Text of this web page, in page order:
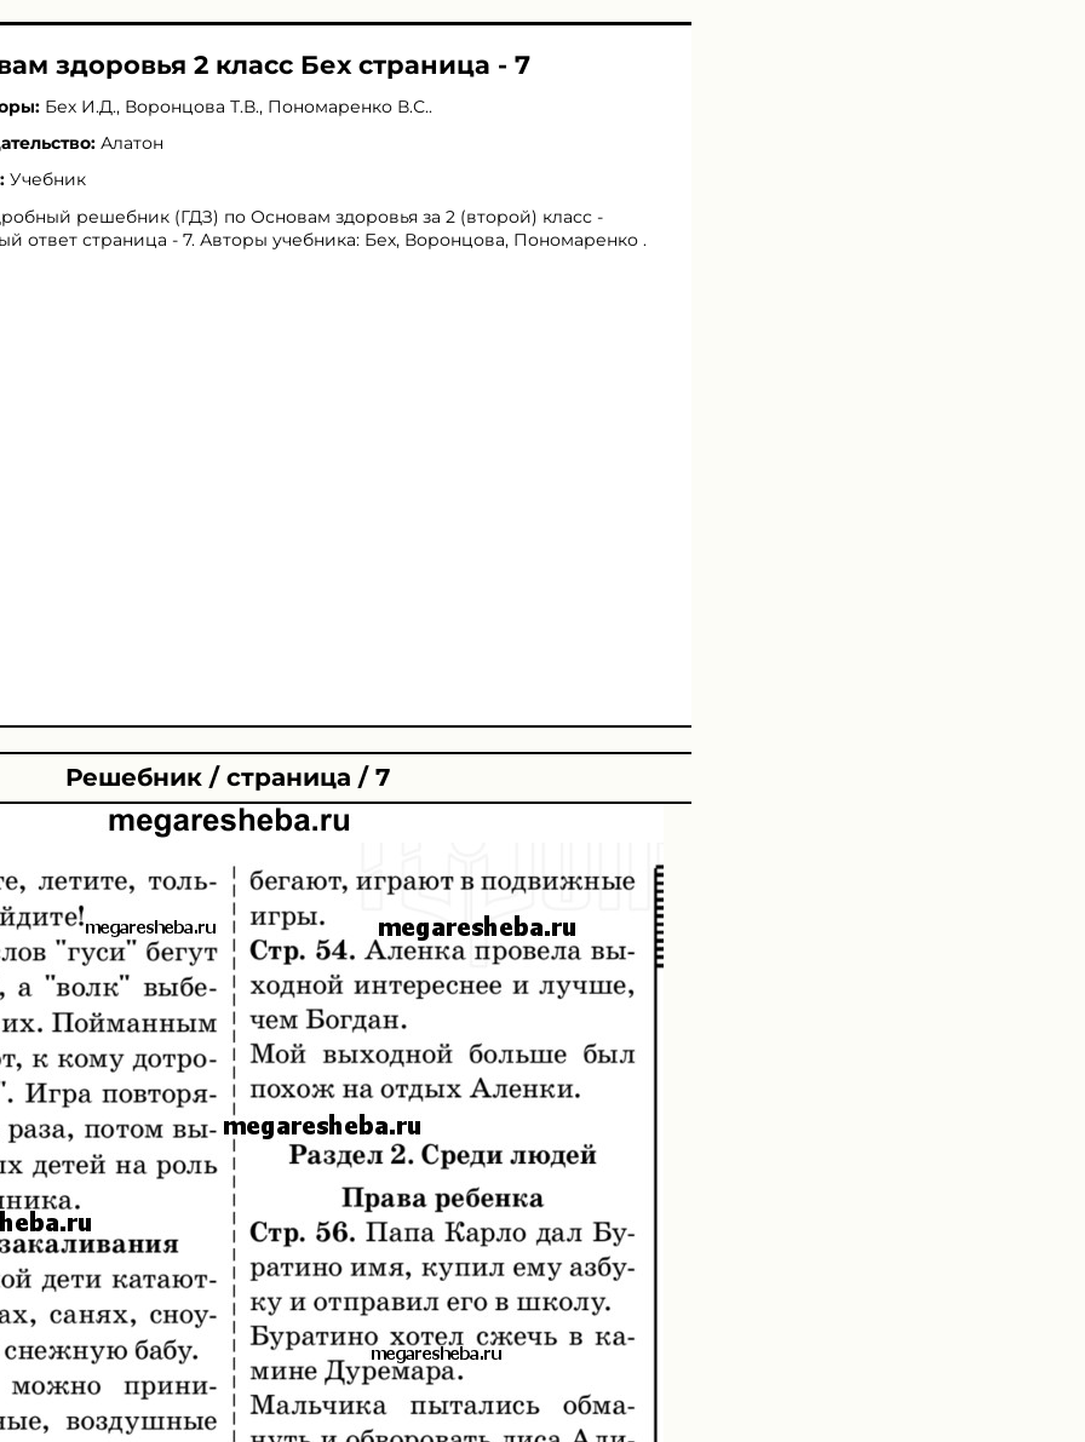
здоровья 2 класс Бех страница - 7
Бех И.Д., Воронцова Т.В., Пономаренко В.С..
Алатон
Учебник
решебник (ГДЗ) по Основам здоровья за 2 (второй) класс -
ответ страница - 7. Авторы учебника: Бех, Воронцова, Пономаренко .
Решебник / страница / 7